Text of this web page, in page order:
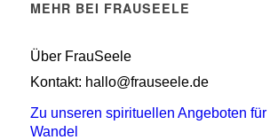
MEHR BEI FRAUSEELE
Über FrauSeele
Kontakt: hallo@frauseele.de
Zu unseren spirituellen Angeboten für
Wandel